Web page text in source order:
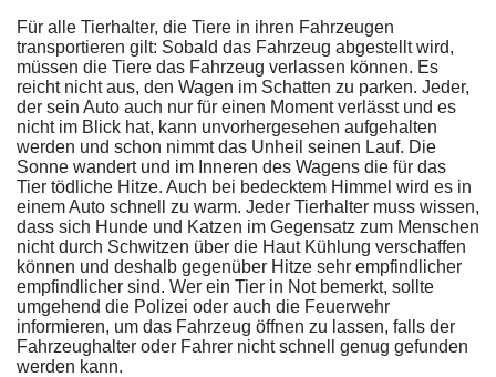
Für alle Tierhalter, die Tiere in ihren Fahrzeugen
transportieren gilt: Sobald das Fahrzeug abgestellt wird,
müssen die Tiere das Fahrzeug verlassen können. Es
reicht nicht aus, den Wagen im Schatten zu parken. Jeder,
der sein Auto auch nur für einen Moment verlässt und es
nicht im Blick hat, kann unvorhergesehen aufgehalten
werden und schon nimmt das Unheil seinen Lauf. Die
Sonne wandert und im Inneren des Wagens die für das
Tier tödliche Hitze. Auch bei bedecktem Himmel wird es in
einem Auto schnell zu warm. Jeder Tierhalter muss wissen,
dass sich Hunde und Katzen im Gegensatz zum Menschen
nicht durch Schwitzen über die Haut Kühlung verschaffen
können und deshalb gegenüber Hitze sehr empfindlicher
empfindlicher sind. Wer ein Tier in Not bemerkt, sollte
umgehend die Polizei oder auch die Feuerwehr
informieren, um das Fahrzeug öffnen zu lassen, falls der
Fahrzeughalter oder Fahrer nicht schnell genug gefunden
werden kann.